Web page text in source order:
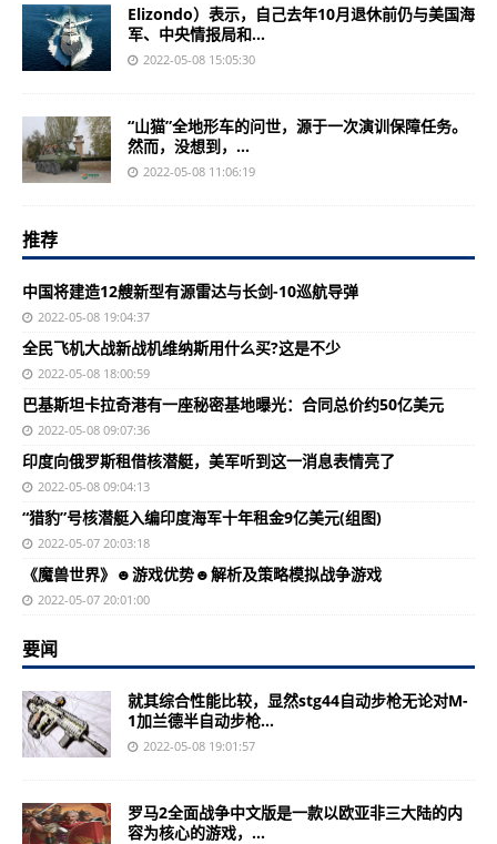
Elizondo）表示，自己去年10月退休前仍与美国海
军、中央情报局和...
2022-05-08 15:05:30
“山猫”全地形车的问世，源于一次演训保障任务。
然而，没想到，...
2022-05-08 11:06:19
推荐
中国将建造12艘新型有源雷达与长剑-10巡航导弹
2022-05-08 19:04:37
全民飞机大战新战机维纳斯用什么买?这是不少
2022-05-08 18:00:59
巴基斯坦卡拉奇港有一座秘密基地曝光：合同总价约50亿美元
2022-05-08 09:07:36
印度向俄罗斯租借核潜艇，美军听到这一消息表情亮了
2022-05-08 09:04:13
“猎豹”号核潜艇入编印度海军十年租金9亿美元(组图)
2022-05-07 20:03:18
《魔兽世界》☻游戏优势☻解析及策略模拟战争游戏
2022-05-07 20:01:00
要闻
就其综合性能比较，显然stg44自动步枪无论对M-
1加兰德半自动步枪...
2022-05-08 19:01:57
罗马2全面战争中文版是一款以欧亚非三大陆的内
容为核心的游戏，...